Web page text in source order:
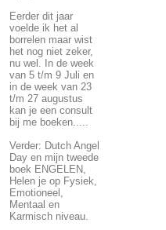
Eerder dit jaar
voelde ik het al
borrelen maar wist
het nog niet zeker,
nu wel. In de week
van 5 t/m 9 Juli en
in de week van 23
t/m 27 augustus
kan je een consult
bij me boeken.....
Verder: Dutch Angel
Day en mijn tweede
boek ENGELEN,
Helen je op Fysiek,
Emotioneel,
Mentaal en
Karmisch niveau.